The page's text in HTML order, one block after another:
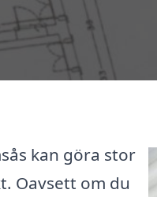
kan göra stor
Oavsett om du